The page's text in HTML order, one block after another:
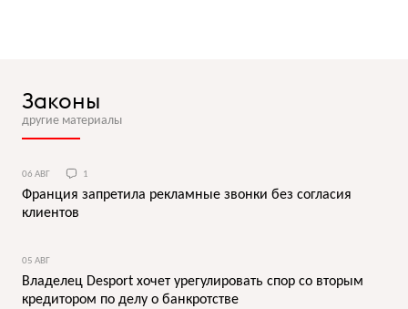
Законы
другие материалы
06 АВГ 1
Франция запретила рекламные звонки без согласия
клиентов
05 АВГ
Владелец Desport хочет урегулировать спор со вторым
кредитором по делу о банкротстве